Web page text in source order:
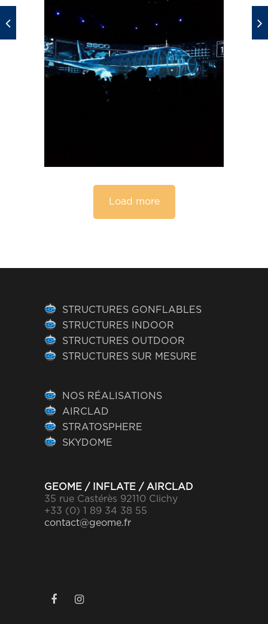
Load more
STRUCTURES GONFLABLES
STRUCTURES INDOOR
STRUCTURES OUTDOOR
STRUCTURES SUR MESURE
NOS RÉALISATIONS
AIRCLAD
STRATOSPHERE
SKYDOME
GEOME / INFLATE / AIRCLAD
35 rue Castérès 92110 Clichy
+33 (0) 1 89 34 38 55
contact@geome.fr